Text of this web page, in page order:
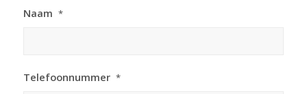
Naam *
Telefoonnummer *